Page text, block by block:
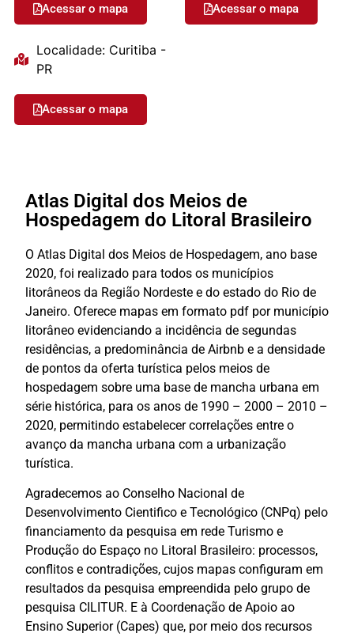
Acessar o mapa Acessar o mapa
Localidade: Curitiba -
PR
Acessar o mapa
Atlas Digital dos Meios de
Hospedagem do Litoral Brasileiro
O Atlas Digital dos Meios de Hospedagem, ano base
2020, foi realizado para todos os municípios
litorâneos da Região Nordeste e do estado do Rio de
Janeiro. Oferece mapas em formato pdf por município
litorâneo evidenciando a incidência de segundas
residências, a predominância de Airbnb e a densidade
de pontos da oferta turística pelos meios de
hospedagem sobre uma base de mancha urbana em
série histórica, para os anos de 1990 – 2000 – 2010 –
2020, permitindo estabelecer correlações entre o
avanço da mancha urbana com a urbanização
turística.
Agradecemos ao Conselho Nacional de
Desenvolvimento Cientifico e Tecnológico (CNPq) pelo
financiamento da pesquisa em rede Turismo e
Produção do Espaço no Litoral Brasileiro: processos,
conflitos e contradições, cujos mapas configuram em
resultados da pesquisa empreendida pelo grupo de
pesquisa CILITUR. E à Coordenação de Apoio ao
Ensino Superior (Capes) que, por meio dos recursos